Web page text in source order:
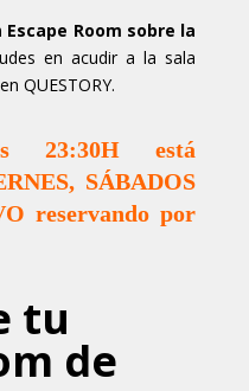
Escape Room sobre la
en acudir a la sala
QUESTORY.
está
SÁBADOS
reservando por
tu
de